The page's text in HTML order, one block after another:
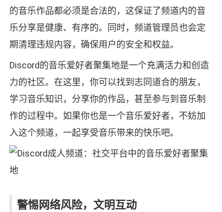
的音乐作品都必须是合法的，这保证了频道内的音
乐分享是健康、有序的。同时，频道管理员也会定
期清理违规内容，确保用户的安全和权益。
Discord的音乐爱好者聚集地是一个充满活力和创造
力的社区。在这里，你可以找到志同道合的朋友，
学习音乐知识，分享你的作品，甚至参与到音乐制
作的过程中。如果你也是一个音乐爱好者，不妨加
入这个频道，一起享受音乐带来的快乐吧。
警惕网络风险，文明互动